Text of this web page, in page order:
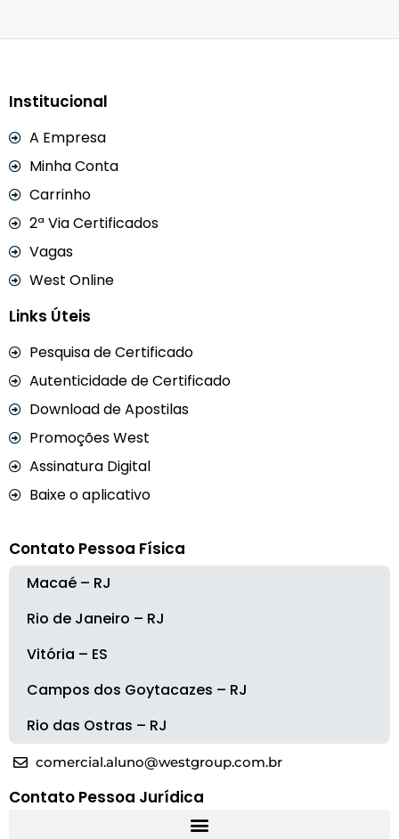
Institucional
A Empresa
Minha Conta
Carrinho
2ª Via Certificados
Vagas
West Online
Links Úteis
Pesquisa de Certificado
Autenticidade de Certificado
Download de Apostilas
Promoções West
Assinatura Digital
Baixe o aplicativo
Contato Pessoa Física
Macaé – RJ
Rio de Janeiro – RJ
Vitória – ES
Campos dos Goytacazes – RJ
Rio das Ostras – RJ
comercial.aluno@westgroup.com.br
Contato Pessoa Jurídica